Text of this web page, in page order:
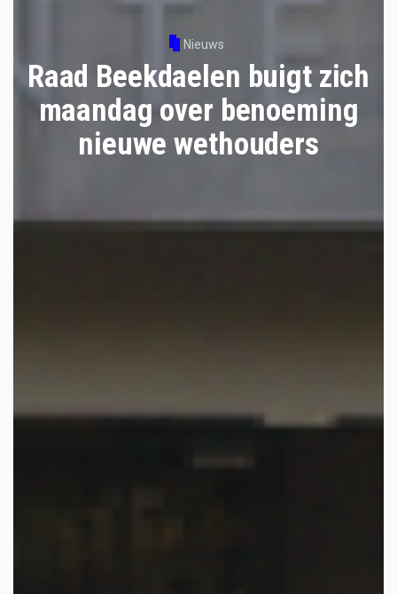
Nieuws
Raad Beekdaelen buigt zich
maandag over benoeming
nieuwe wethouders